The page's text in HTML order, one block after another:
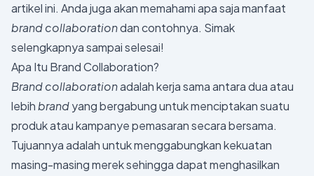
artikel ini. Anda juga akan memahami apa saja manfaat
brand collaborationdan contohnya. Simak
selengkapnya sampai selesai!
Apa Itu Brand Collaboration?
Brand collaborationadalah kerja sama antara dua atau
lebihbrandyang bergabung untuk menciptakan suatu
produk atau kampanye pemasaran secara bersama.
Tujuannya adalah untuk menggabungkan kekuatan
masing-masing merek sehingga dapat menghasilkan